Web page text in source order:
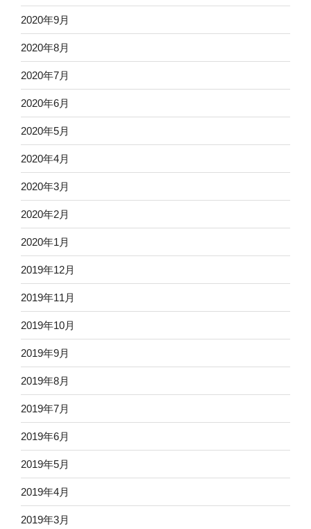
2020年9月
2020年8月
2020年7月
2020年6月
2020年5月
2020年4月
2020年3月
2020年2月
2020年1月
2019年12月
2019年11月
2019年10月
2019年9月
2019年8月
2019年7月
2019年6月
2019年5月
2019年4月
2019年3月